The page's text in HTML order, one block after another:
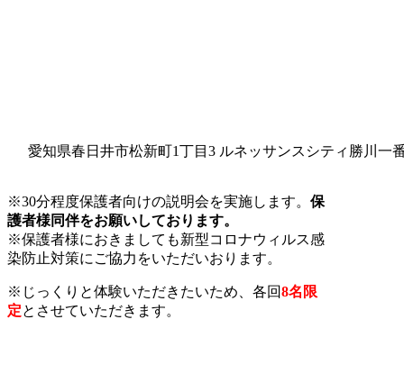
愛知県春日井市松新町1丁目3 ルネッサンスシティ勝川一
※30分程度保護者向けの説明会を実施します。 保
護者様同伴をお願いしております。
※保護者様におきましても新型コロナウィルス感
染防止対策にご協力をいただいおります。
※じっくりと体験いただきたいため、各回8名限
定とさせていただきます。